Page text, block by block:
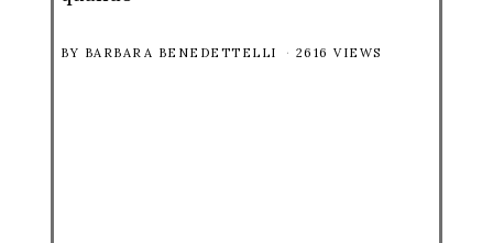
BY BARBARA BENEDETTELLI 2616 VIEWS